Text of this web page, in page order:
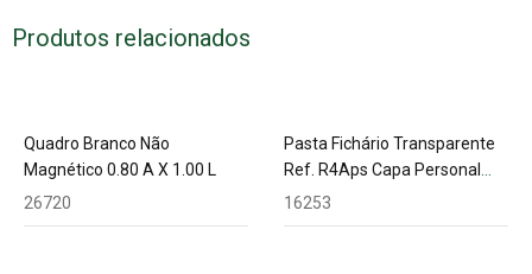
Produtos relacionados
Quadro Branco Não
Magnético 0.80 A X 1.00 L
26720
Pasta Fichário Transparente
Ref. R4Aps Capa Personal
L.5Cmyes
16253